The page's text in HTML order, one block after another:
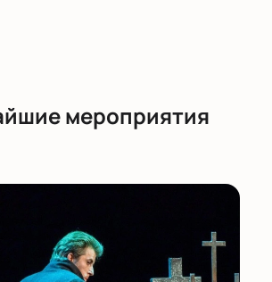
мероприятия